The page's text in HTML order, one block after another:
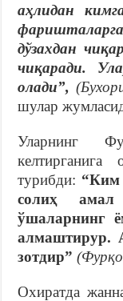
аҳлидан
дўзахдан
чиқаради.
олади”,
шулар
Уларнинг
турибди: “Ким
солиҳ
ўшаларнинг
алмаштирур.
зотдир”
Охиратда